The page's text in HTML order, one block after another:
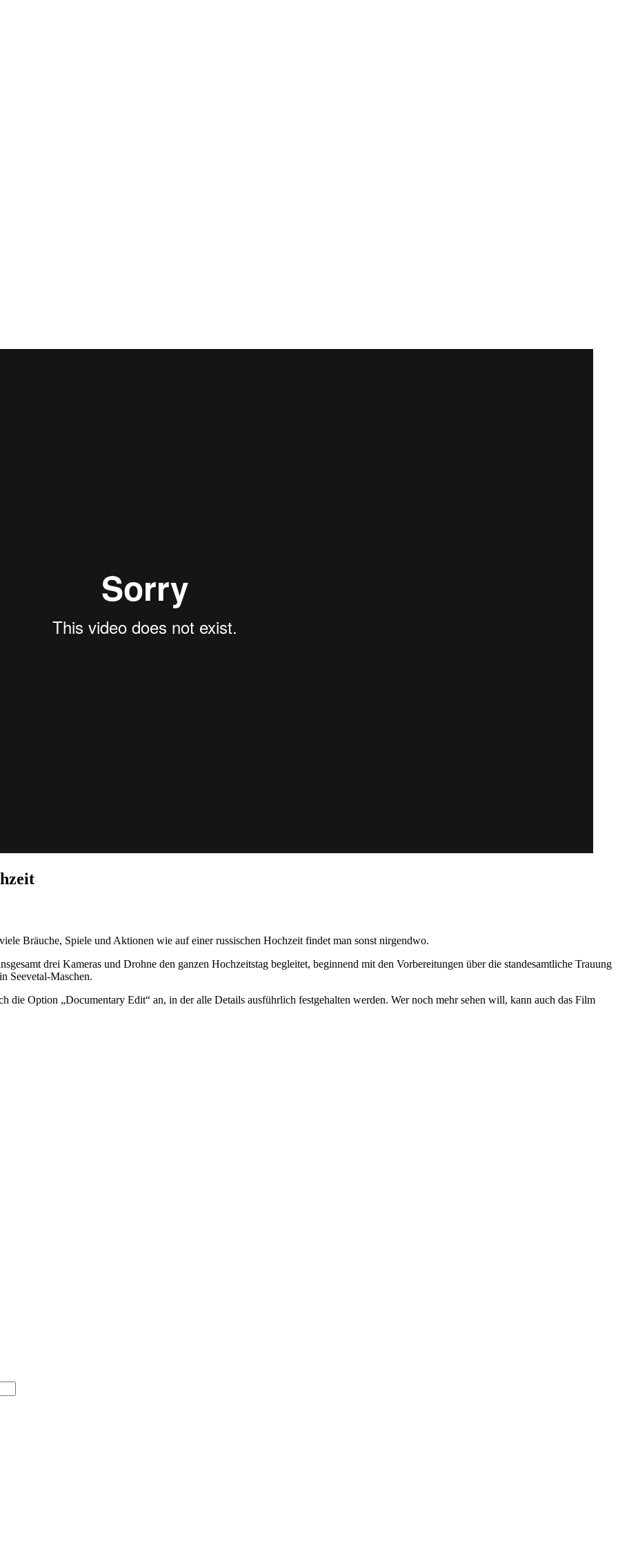
Bräuche, Spiele und Aktionen wie auf einer russischen Hochzeit findet man sonst nirgendwo.
drei Kameras und Drohne den ganzen Hochzeitstag begleitet, beginnend mit den Vorbereitungen über die standesamtliche Trauung
Seevetal-Maschen.
die Option „Documentary Edit“ an, in der alle Details ausführlich festgehalten werden. Wer noch mehr sehen will, kann auch das Film